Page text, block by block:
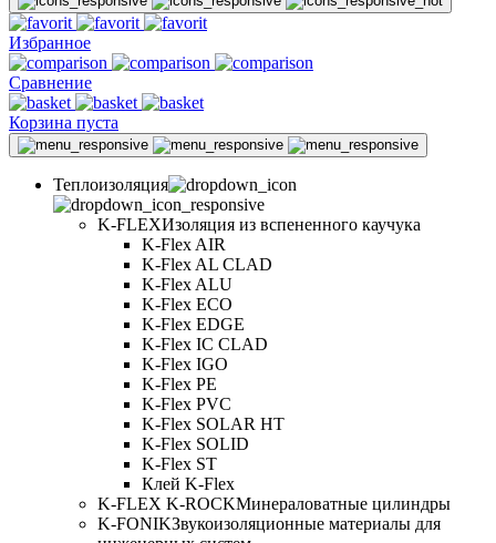
Избранное
Сравнение
Корзина пуста
Теплоизоляция
K-FLEXИзоляция из вспененного каучука
K-Flex AIR
K-Flex AL CLAD
K-Flex ALU
K-Flex ECO
K-Flex EDGE
K-Flex IC CLAD
K-Flex IGO
K-Flex PE
K-Flex PVC
K-Flex SOLAR HT
K-Flex SOLID
K-Flex ST
Клей K-Flex
K-FLEX K-ROCKМинераловатные цилиндры
K-FONIKЗвукоизоляционные материалы для